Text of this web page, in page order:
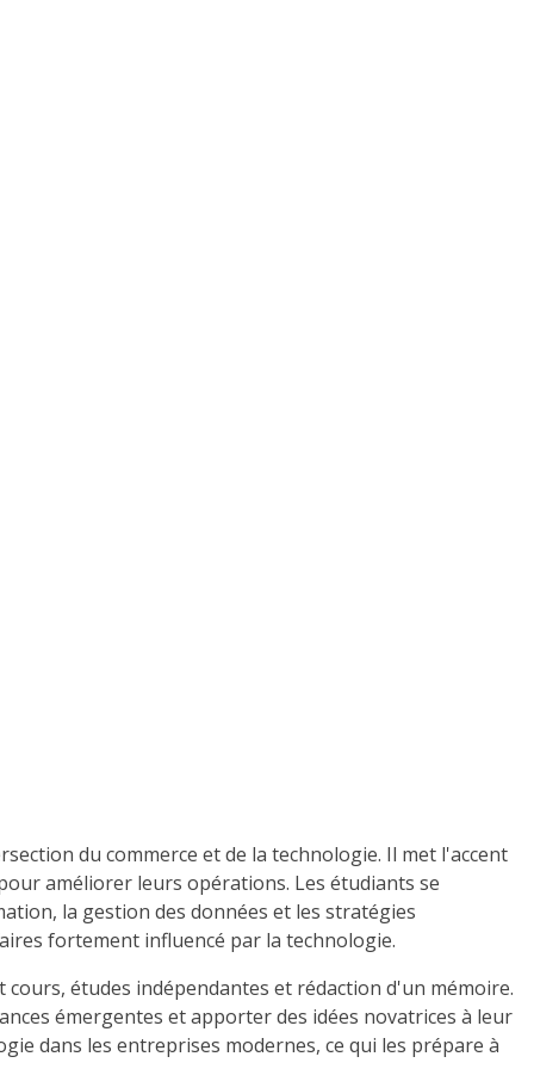
du commerce et de la technologie. Il met l'accent
améliorer leurs opérations. Les étudiants se
la gestion des données et les stratégies
fortement influencé par la technologie.
études indépendantes et rédaction d'un mémoire.
émergentes et apporter des idées novatrices à leur
dans les entreprises modernes, ce qui les prépare à